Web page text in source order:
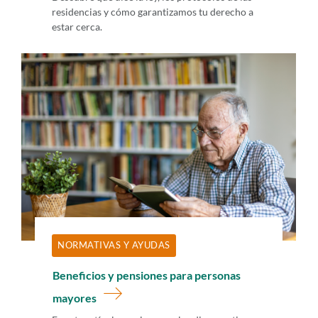
residencias y cómo garantizamos tu derecho a
estar cerca.
NORMATIVAS Y AYUDAS
Beneficios y pensiones para personas
mayores